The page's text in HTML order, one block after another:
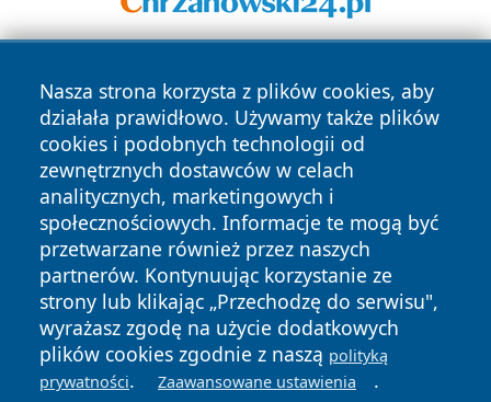
Nasza strona korzysta z plików cookies, aby
działała prawidłowo. Używamy także plików
cookies i podobnych technologii od
zewnętrznych dostawców w celach
analitycznych, marketingowych i
społecznościowych. Informacje te mogą być
przetwarzane również przez naszych
partnerów. Kontynuując korzystanie ze
strony lub klikając „Przechodzę do serwisu",
wyrażasz zgodę na użycie dodatkowych
plików cookies zgodnie z naszą polityką
prywatności. Zaawansowane ustawienia .
Copyright © 2026 wostrowcu.pl Wszystkie prawa zastrzeżone.
News Autorzy
Polityka
Prywatności
Polityka
Cookies